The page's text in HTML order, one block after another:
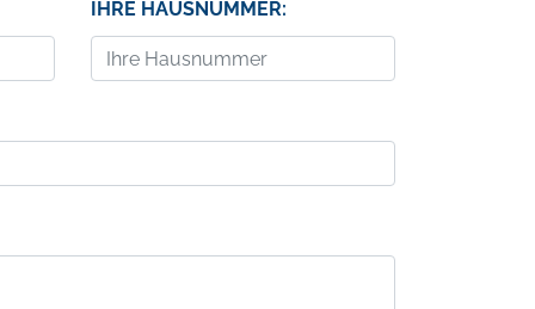
IHRE HAUSNUMMER: